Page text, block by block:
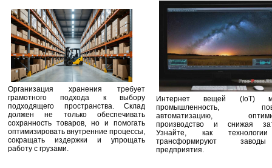
Организация хранения требует
грамотного подхода к выбору
подходящего пространства. Склад
должен не только обеспечивать
сохранность товаров, но и помогать
оптимизировать внутренние процессы,
сокращать издержки и упрощать
работу с грузами.
Интернет вещей (IoT)
промышленность,
автоматизацию,
производство и снижая
Узнайте, как
трансформируют
предприятия.